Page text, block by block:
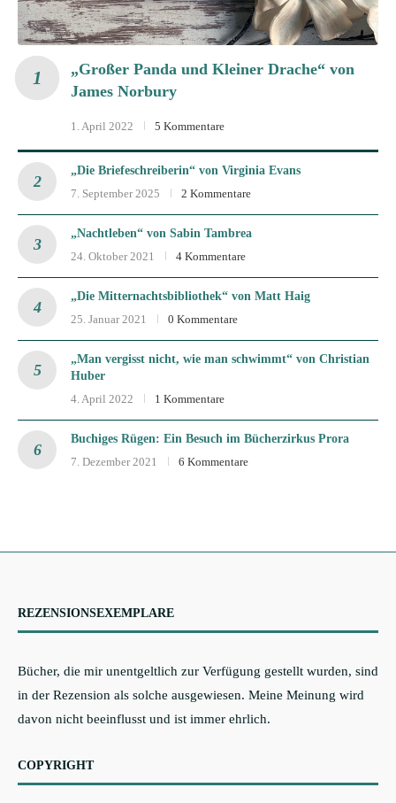
„Großer Panda und Kleiner Drache“ von
James Norbury
1. April 2022 5 Kommentare
„Die Briefeschreiberin“ von Virginia Evans
7. September 2025
2 Kommentare
„Nachtleben“ von Sabin Tambrea
24. Oktober 2021
4 Kommentare
„Die Mitternachtsbibliothek“ von Matt Haig
25. Januar 2021
0 Kommentare
„Man vergisst nicht, wie man schwimmt“ von Christian
Huber
4. April 2022
1 Kommentare
Buchiges Rügen: Ein Besuch im Bücherzirkus Prora
7. Dezember 2021
6 Kommentare
REZENSIONSEXEMPLARE
Bücher, die mir unentgeltlich zur Verfügung gestellt wurden, sind
in der Rezension als solche ausgewiesen. Meine Meinung wird
davon nicht beeinflusst und ist immer ehrlich.
COPYRIGHT